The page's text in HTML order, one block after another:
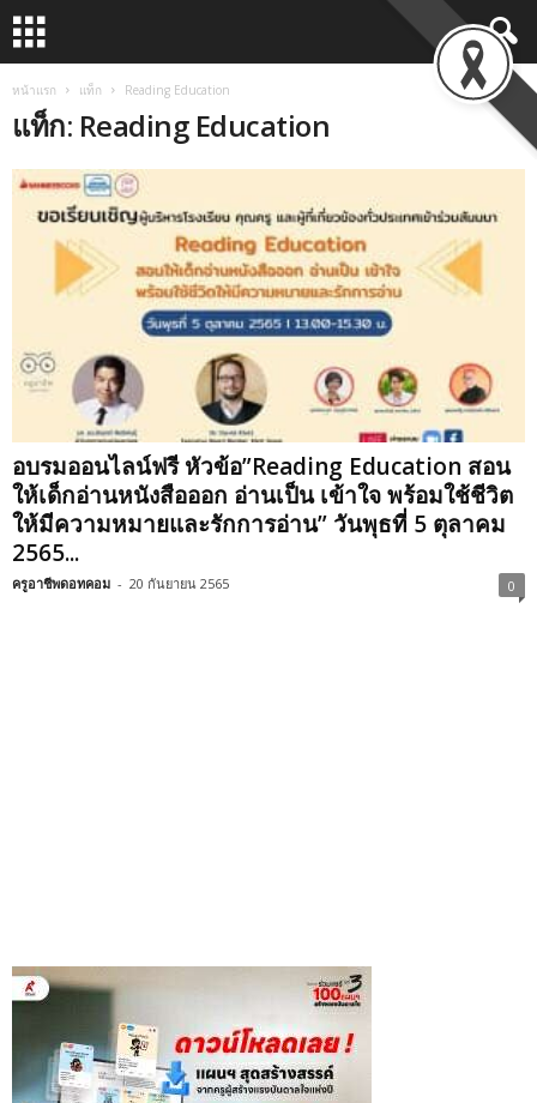
หน้าแรก แท็ก Reading Education
แท็ก: Reading Education
อบรมออนไลน์ฟรี หัวข้อ”Reading Education สอน
ให้เด็กอ่านหนังสือออก อ่านเป็น เข้าใจ พร้อมใช้ชีวิต
ให้มีความหมายและรักการอ่าน” วันพุธที่ 5 ตุลาคม
2565...
ครูอาชีพดอทคอม - 20 กันยายน 2565 0